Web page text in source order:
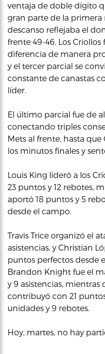
ventaja de doble dígito
gran parte de la primera
descanso reflejaba el
frente 49-46. Los
diferencia de manera
y el tercer parcial se
constante de canastas
líder.
El último parcial fue de
conectando triples
Mets al frente, hasta
los minutos finales y
Louis King lideró a los
23 puntos y 12 rebotes,
aportó 18 puntos y 5
desde el campo.
Travis Trice organizó el
asistencias, y Christian
puntos perfectos desde
Brandon Knight fue el
y 9 asistencias, mientras
contribuyó con 21
unidades y 9 rebotes.
Hoy, martes, no hay